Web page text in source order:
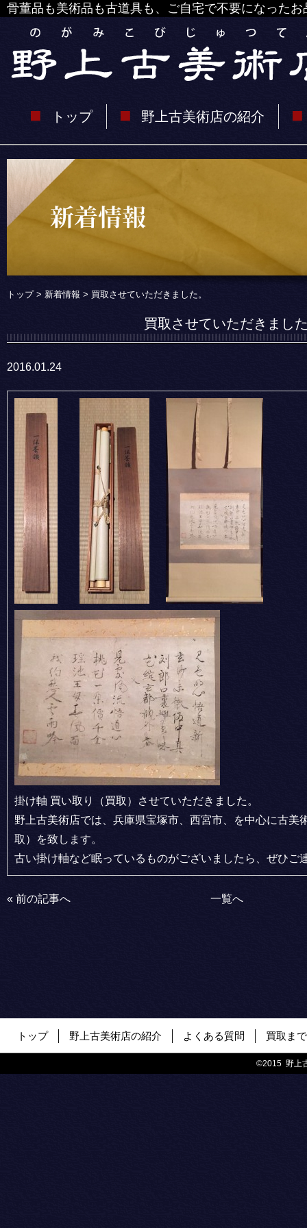
骨董品も美術品も古道具も、ご自宅で不要になった
トップ 野上古美術店の紹介
トップ> 新着情報 > 買取させていただきました。
買取させていただきまし
2016.01.24
掛け軸 買い取り（買取）させていただきました。
野上古美術店では、兵庫県宝塚市、西宮市、を中心に古美
取）を致します。
古い掛け軸など眠っているものがございましたら、ぜひご
« 前の記事へ 一覧へ
トップ 野上古美術店の紹介 よくある質問 買取ま
©2015 野上